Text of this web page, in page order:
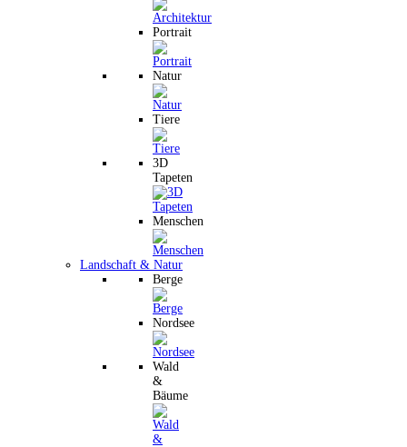
Portrait
Natur
Tiere
3D
Tapeten
Menschen
Landschaft & Natur
Berge
Nordsee
Wald
&
Bäume